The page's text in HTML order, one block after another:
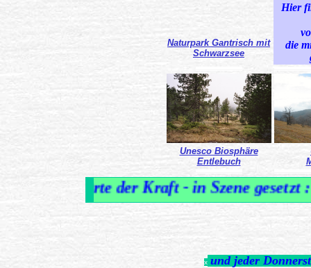
Hier
die
Naturpark Gantrisch mit
Schwarzsee
Unesco Biosphäre
Entlebuch
Orte der Kraft - in Szene
x und jeder